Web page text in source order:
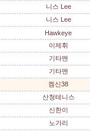
니스 Lee
니스 Lee
Hawkeye
이제휘
기타맨
기타맨
켐신38
산청테니스
신한이
노가리